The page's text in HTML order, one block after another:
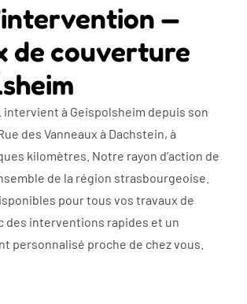
—
de couverture
intervient à Geispolsheim depuis son
des Vanneaux à Dachstein, à
kilomètres. Notre rayon d’action de
de la région strasbourgeoise.
pour tous vos travaux de
des interventions rapides et un
personnalisé proche de chez vous.